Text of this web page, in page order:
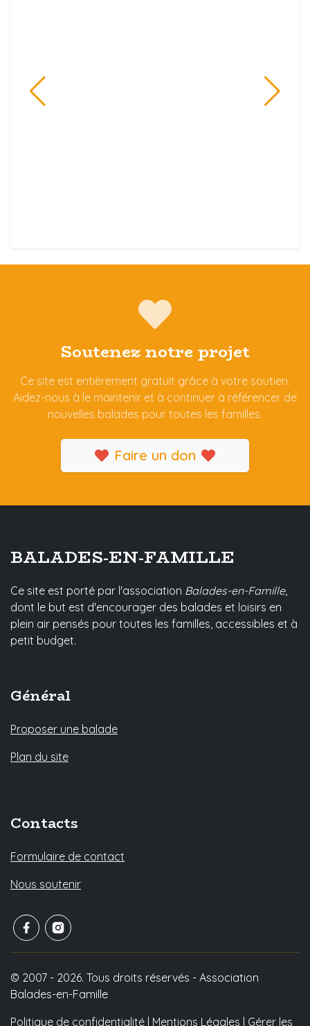
Soutenez notre projet
Ce site est entièrement gratuit grâce à votre soutien.
Aidez-nous à le maintenir et à continuer à référencer de
nouvelles balades pour toutes les familles.
Faire un don
BALADES-EN-FAMILLE
Ce site est porté par l'association Balades-en-Famille,
dont le but est d'encourager des balades et loisirs en
plein air pensés pour toutes les familles, accessibles et à
petit budget.
Général
Proposer une balade
Plan du site
Contacts
Formulaire de contact
Nous soutenir
© 2007 - 2026. Tous droits réservés - Association
Balades-en-Famille
Politique de confidentialité Mentions Légales Gérer les